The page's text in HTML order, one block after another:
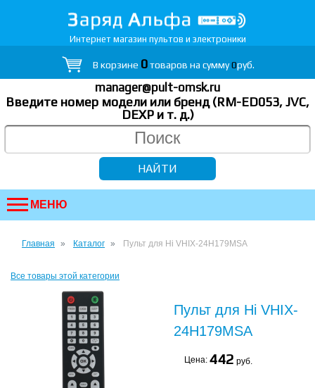
Интернет магазин пультов и электроники
В корзине 0товаров на сумму0руб.
manager@pult-omsk.ru
Введите номер модели или бренд (RM-ED053, JVC,
DEXP и т. д.)
МЕНЮ
Главная Каталог Пульт для Hi VHIX-24H179MSA
Все товары этой категории
Пульт для Hi VHIX-
24H179MSA
Цена: 442 руб.